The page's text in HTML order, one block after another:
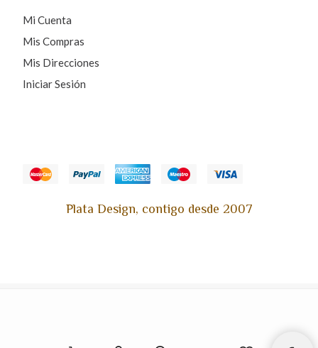
Mi Cuenta
Mis Compras
Mis Direcciones
Iniciar Sesión
Plata Design, contigo desde 2007